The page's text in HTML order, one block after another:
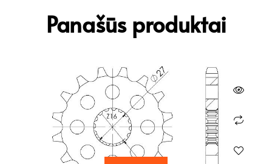
Panašūs produktai